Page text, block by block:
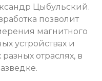
Цыбульский.
позволит
магнитного
устройствах и
отраслях, в